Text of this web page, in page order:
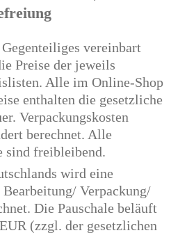
vereinbart
Preise der jeweils
Alle im Online-Shop
enthalten die gesetzliche
Verpackungskosten
berechnet. Alle
sind freibleibend.
wird eine
Verpackung/
Die Pauschale beläuft
(zzgl. der gesetzlichen